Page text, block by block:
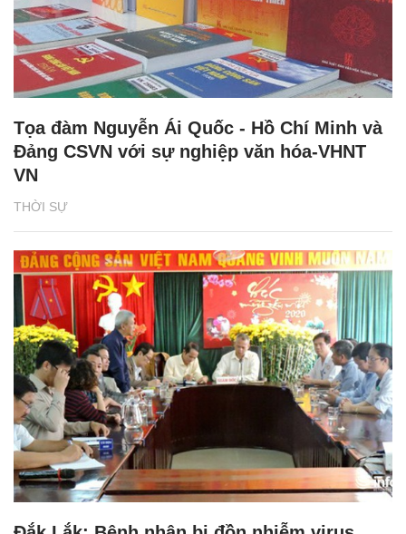
THỜI SỰ
Tọa đàm Nguyễn Ái Quốc - Hồ Chí Minh và
Đảng CSVN với sự nghiệp văn hóa-VHNT
VN